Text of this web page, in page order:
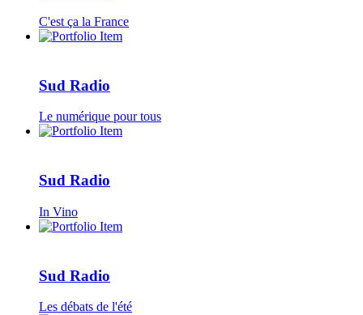
C'est ça la France
Sud Radio
Le numérique pour tous
Sud Radio
In Vino
Sud Radio
Les débats de l'été